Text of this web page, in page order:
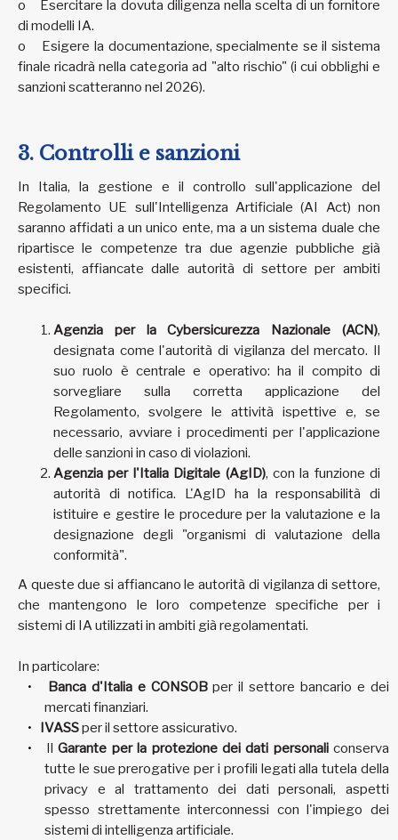
o Esercitare la dovuta diligenza nella scelta di un fornitore
di modelli IA.
o Esigere la documentazione, specialmente se il sistema
finale ricadrà nella categoria ad "alto rischio" (i cui obblighi e
sanzioni scatteranno nel 2026).
3. Controlli e sanzioni
In Italia, la gestione e il controllo sull'applicazione del
Regolamento UE sull'Intelligenza Artificiale (AI Act) non
saranno affidati a un unico ente, ma a un sistema duale che
ripartisce le competenze tra due agenzie pubbliche già
esistenti, affiancate dalle autorità di settore per ambiti
specifici.
Agenzia per la Cybersicurezza Nazionale (ACN),
designata come l'autorità di vigilanza del mercato. Il
suo ruolo è centrale e operativo: ha il compito di
sorvegliare sulla corretta applicazione del
Regolamento, svolgere le attività ispettive e, se
necessario, avviare i procedimenti per l'applicazione
delle sanzioni in caso di violazioni.
Agenzia per l'Italia Digitale (AgID), con la funzione di
autorità di notifica. L'AgID ha la responsabilità di
istituire e gestire le procedure per la valutazione e la
designazione degli "organismi di valutazione della
conformità".
A queste due si affiancano le autorità di vigilanza di settore,
che mantengono le loro competenze specifiche per i
sistemi di IA utilizzati in ambiti già regolamentati.
In particolare:
Banca d'Italia e CONSOBper il settore bancario e dei
mercati finanziari.
IVASSper il settore assicurativo.
IlGarante per la protezione dei dati personaliconserva
tutte le sue prerogative per i profili legati alla tutela della
privacy e al trattamento dei dati personali, aspetti
spesso strettamente interconnessi con l'impiego dei
sistemi di intelligenza artificiale.